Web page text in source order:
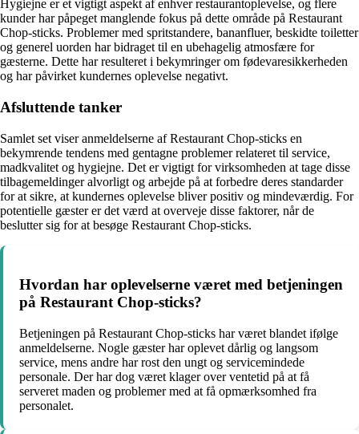
Hygiejne er et vigtigt aspekt af enhver restaurantoplevelse, og flere
kunder har påpeget manglende fokus på dette område på Restaurant
Chop-sticks. Problemer med spritstandere, bananfluer, beskidte toiletter
og generel uorden har bidraget til en ubehagelig atmosfære for
gæsterne. Dette har resulteret i bekymringer om fødevaresikkerheden
og har påvirket kundernes oplevelse negativt.
Afsluttende tanker
Samlet set viser anmeldelserne af Restaurant Chop-sticks en
bekymrende tendens med gentagne problemer relateret til service,
madkvalitet og hygiejne. Det er vigtigt for virksomheden at tage disse
tilbagemeldinger alvorligt og arbejde på at forbedre deres standarder
for at sikre, at kundernes oplevelse bliver positiv og mindeværdig. For
potentielle gæster er det værd at overveje disse faktorer, når de
beslutter sig for at besøge Restaurant Chop-sticks.
Hvordan har oplevelserne været med betjeningen
på Restaurant Chop-sticks?
Betjeningen på Restaurant Chop-sticks har været blandet ifølge
anmeldelserne. Nogle gæster har oplevet dårlig og langsom
service, mens andre har rost den ungt og servicemindede
personale. Der har dog været klager over ventetid på at få
serveret maden og problemer med at få opmærksomhed fra
personalet.